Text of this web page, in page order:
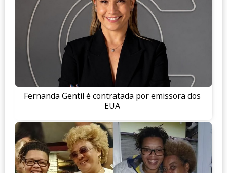
Fernanda Gentil é contratada por emissora dos
EUA